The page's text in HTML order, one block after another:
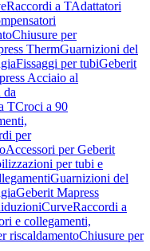
Raccordi a TAdattatori
Chiusure per
ThermGuarnizioni del
Fissaggi per tubiGeberit
Acciaio al
TCroci a 90
per
Accessori per Geberit
per tubi e
Guarnizioni del
Geberit Mapress
CurveRaccordi a
e collegamenti,
riscaldamentoChiusure per